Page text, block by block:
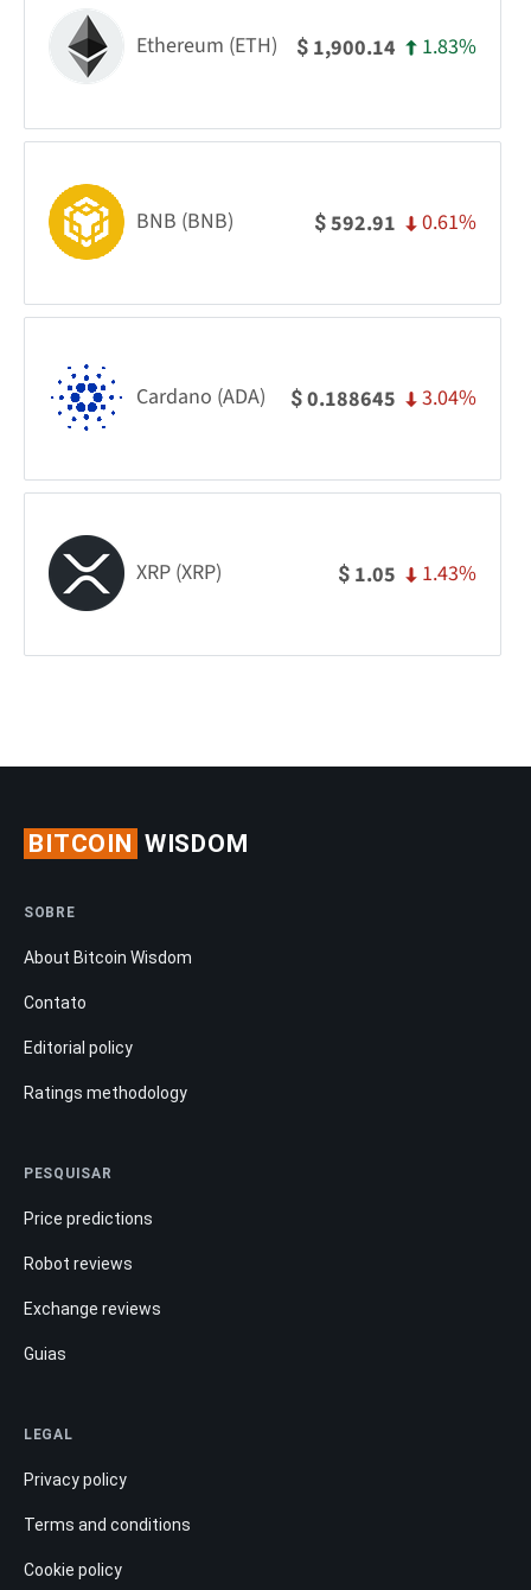
Ethereum (ETH) $ 1,900.14 1.83%
BNB (BNB) $592.91 0.61%
Cardano (ADA) $0.188645 3.04%
XRP (XRP) $ 1.05 1.43%
BITCOIN WISDOM
SOBRE
About Bitcoin Wisdom
Contato
Editorial policy
Ratings methodology
PESQUISAR
Price predictions
Robot reviews
Exchange reviews
Guias
LEGAL
Privacy policy
Terms and conditions
Cookie policy